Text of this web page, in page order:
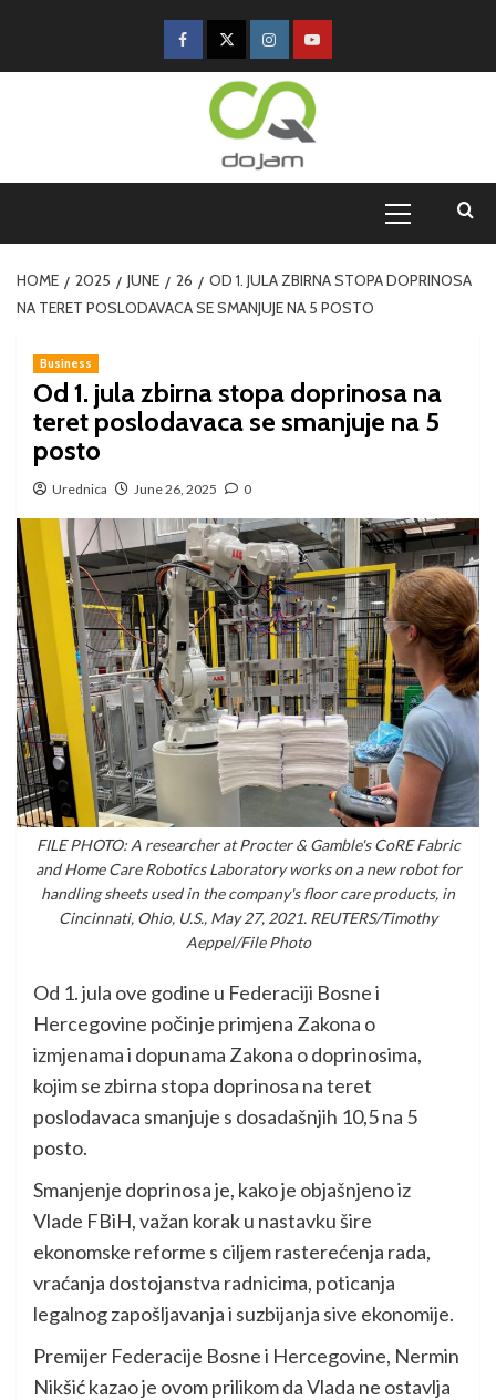
HOME 2025 JUNE 26
OD 1. JULA ZBIRNA STOPA DOPRINOSA
NA TERET POSLODAVACA SE SMANJUJE NA 5 POSTO
Business
Od 1. jula zbirna stopa doprinosa na
teret poslodavaca se smanjuje na 5
posto
Urednica June 26, 2025 0
FILE PHOTO: A researcher at Procter & Gamble's CoRE Fabric
and Home Care Robotics Laboratory works on a new robot for
handling sheets used in the company's floor care products, in
Cincinnati, Ohio, U.S., May 27, 2021. REUTERS/Timothy
Aeppel/File Photo
Od 1. jula ove godine u Federaciji Bosne i
Hercegovine počinje primjena Zakona o
izmjenama i dopunama Zakona o doprinosima,
kojim se zbirna stopa doprinosa na teret
poslodavaca smanjuje s dosadašnjih 10,5 na 5
posto.
Smanjenje doprinosa je, kako je objašnjeno iz
Vlade FBiH, važan korak u nastavku šire
ekonomske reforme s ciljem rasterećenja rada,
vraćanja dostojanstva radnicima, poticanja
legalnog zapošljavanja i suzbijanja sive ekonomije.
Premijer Federacije Bosne i Hercegovine, Nermin
Nikšić kazao je ovom prilikom da Vlada ne ostavlja